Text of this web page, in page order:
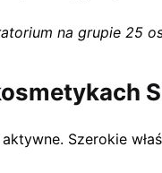
na grupie 25
Szerokie